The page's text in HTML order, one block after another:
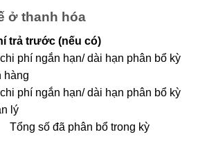
ở thanh hóa
trước (nếu có)
ngắn hạn/ dài hạn phân bổ kỳ
hàng
ngắn hạn/ dài hạn phân bổ kỳ
lý
số đã phân bổ trong kỳ